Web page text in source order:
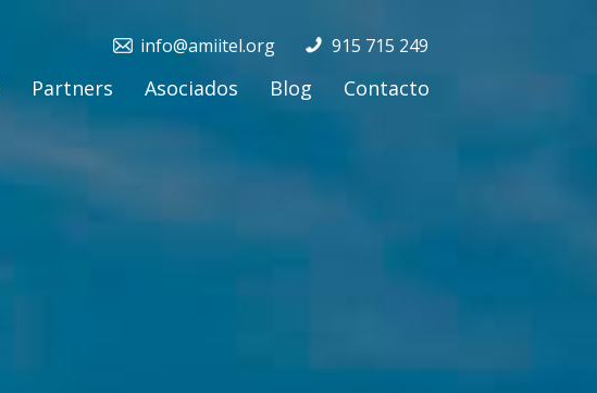
915 715 249
info@amiitel.org
Partners Asociados Blog Contacto